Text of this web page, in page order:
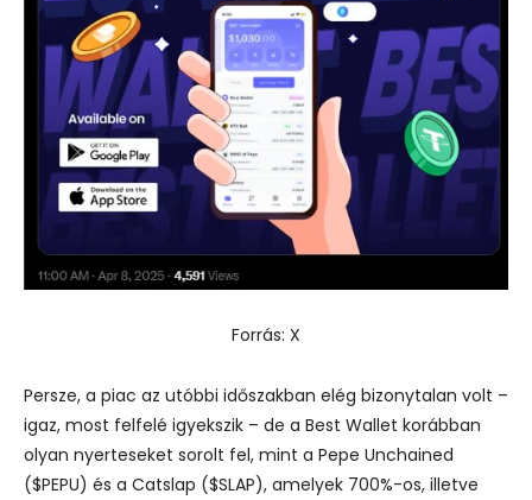
Forrás: X
Persze, a piac az utóbbi időszakban elég bizonytalan volt –
igaz, most felfelé igyekszik – de a Best Wallet korábban
olyan nyerteseket sorolt fel, mint a Pepe Unchained
($PEPU) és a Catslap ($SLAP), amelyek 700%-os, illetve